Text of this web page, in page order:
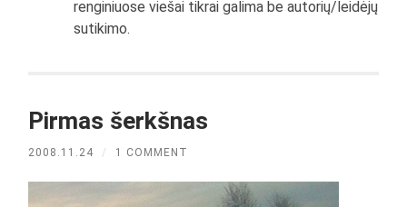
renginiuose viešai tikrai galima be autorių/leidėjų
sutikimo.
Pirmas šerkšnas
2008.11.24 / 1 COMMENT